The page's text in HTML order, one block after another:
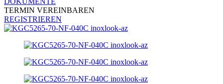
TERMIN VEREINBAREN
REGISTRIEREN